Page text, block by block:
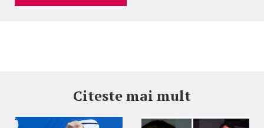
Citeste mai mult